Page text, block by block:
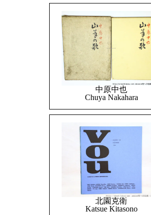
中原中也
Chuya Nakahara
北園克衛
Katsue Kitasono